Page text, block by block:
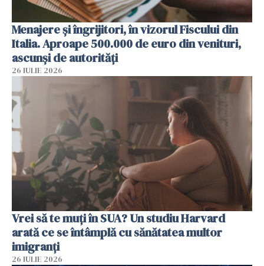
Menajere și îngrijitori, în vizorul Fiscului din
Italia. Aproape 500.000 de euro din venituri,
ascunși de autorități
26 IULIE 2026
Vrei să te muți în SUA? Un studiu Harvard
arată ce se întâmplă cu sănătatea multor
imigranți
26 IULIE 2026